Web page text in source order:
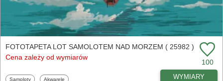
FOTOTAPETA LOT SAMOLOTEM NAD MORZEM ( 25982 )
Cena zależy od wymiarów
100
Fototapety
Samoloty Fototapety
Akwarele WYMIARY